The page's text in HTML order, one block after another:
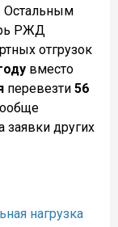
Остальным
РЖД
отгрузок
вместо
перевезти 56
заявки других
нагрузка